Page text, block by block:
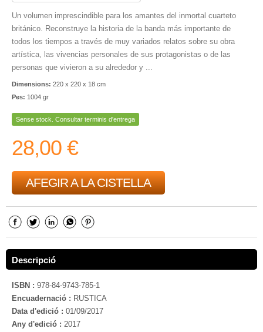
Un volumen imprescindible para los amantes del inmortal cuarteto
británico. Reconstruye la historia de la banda más importante de
todos los tiempos a través de muy variados relatos sobre su obra
artística, las vivencias personales de sus protagonistas o de las
personas que vivieron a su alrededor y ...
Dimensions: 220 x 220 x 18 cm
Pes: 1004 gr
Sense stock. Consultar terminis d'entrega
28,00 €
AFEGIR A LA CISTELLA
Descripció
ISBN : 978-84-9743-785-1
Encuadernació : RUSTICA
Data d'edició : 01/09/2017
Any d'edició : 2017